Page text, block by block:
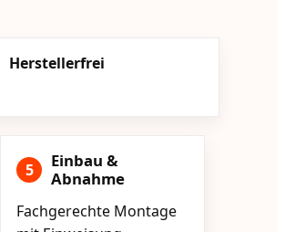
Herstellerfrei
5
Einbau &
Abnahme
Fachgerechte Montage